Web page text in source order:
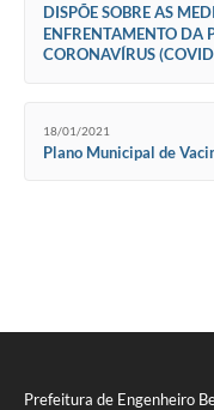
Prefeitura de Engenheiro
DISPÕE SOBRE AS
ENFRENTAMENTO DA
CORONAVÍRUS
18/01/2021
Plano Municipal de